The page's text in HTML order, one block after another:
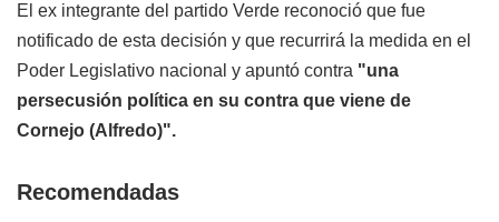
El ex integrante del partido Verde reconoció que fue
notificado de esta decisión y que recurrirá la medida en el
Poder Legislativo nacional y apuntó contra "una
persecusión política en su contra que viene de
Cornejo (Alfredo)".
Recomendadas